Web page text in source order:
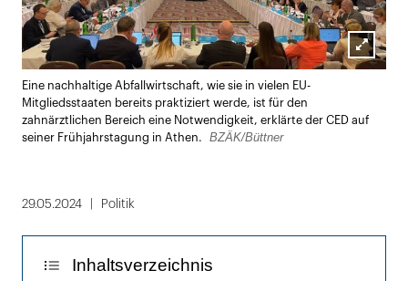
Lightbox
Eine nachhaltige Abfallwirtschaft, wie sie in vielen EU-
Mitgliedsstaaten bereits praktiziert werde, ist für den
zahnärztlichen Bereich eine Notwendigkeit, erklärte der CED auf
seiner Frühjahrstagung in Athen.
BZÄK/Büttner
29.05.2024 Politik
Inhaltsverzeichnis